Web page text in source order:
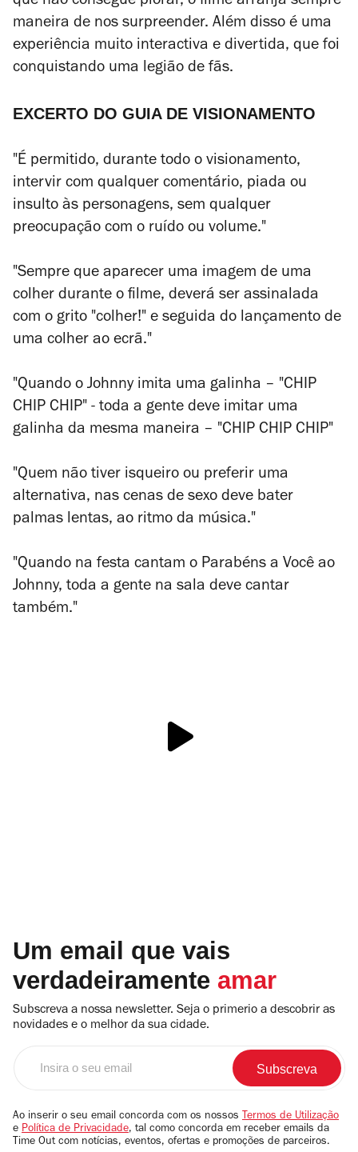
maneira de nos surpreender. Além disso é uma
experiência muito interactiva e divertida, que foi
conquistando uma legião de fãs.
EXCERTO DO GUIA DE VISIONAMENTO
"É permitido, durante todo o visionamento,
intervir com qualquer comentário, piada ou
insulto às personagens, sem qualquer
preocupação com o ruído ou volume."
"Sempre que aparecer uma imagem de uma
colher durante o filme, deverá ser assinalada
com o grito "colher!" e seguida do lançamento de
uma colher ao ecrã."
"Quando o Johnny imita uma galinha – "CHIP
CHIP CHIP" - toda a gente deve imitar uma
galinha da mesma maneira – "CHIP CHIP CHIP"
"Quem não tiver isqueiro ou preferir uma
alternativa, nas cenas de sexo deve bater
palmas lentas, ao ritmo da música."
"Quando na festa cantam o Parabéns a Você ao
Johnny, toda a gente na sala deve cantar
também."
Um email que vais
verdadeiramente amar
Subscreva a nossa newsletter. Seja o primerio a descobrir as
novidades e o melhor da sua cidade.
email
Ao inserir o seu email concorda com os nossos Termos de Utilização
e Política de Privacidade, tal como concorda em receber emails da
Time Out com notícias, eventos, ofertas e promoções de parceiros.